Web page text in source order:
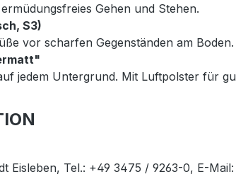
Gehen und Stehen.
S3)
vor scharfen Gegenständen am Boden.
jedem Untergrund. Mit Luftpolster für
Eisleben, Tel.: +49 3475 / 9263-0, E-